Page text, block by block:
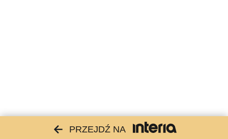
PRZEJDŹ NA